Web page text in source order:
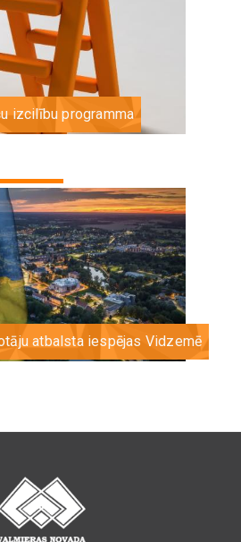
izcilību programma
atbalsta iespējas Vidzemē